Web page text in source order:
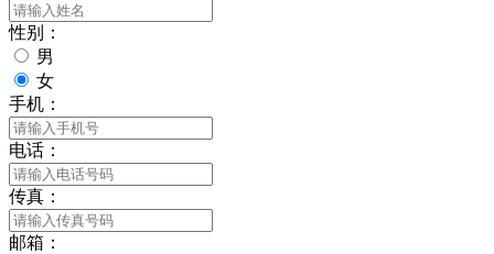
性别：
男
女
手机：
电话：
传真：
邮箱：